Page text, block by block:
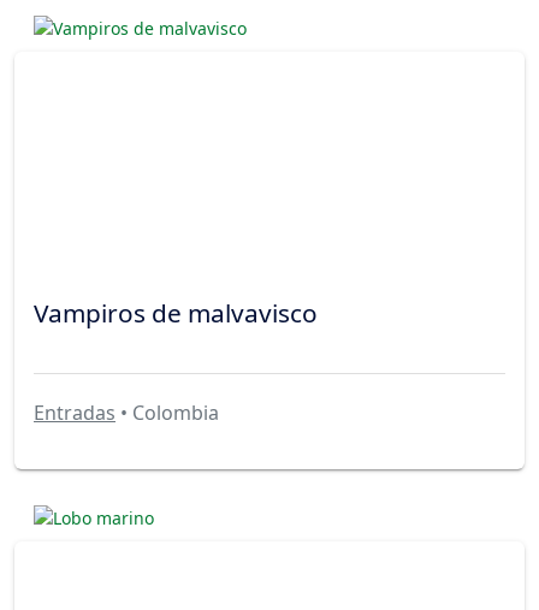
Vampiros de malvavisco
Entradas • Colombia